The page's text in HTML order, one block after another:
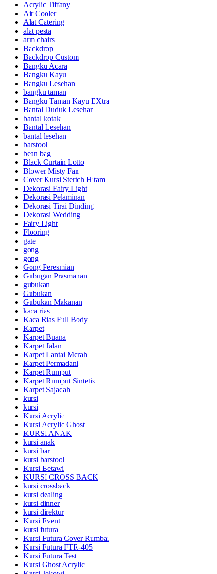
Acrylic Tiffany
Air Cooler
Alat Catering
alat pesta
arm chairs
Backdrop
Backdrop Custom
Bangku Acara
Bangku Kayu
Bangku Lesehan
bangku taman
Bangku Taman Kayu EXtra
Bantal Duduk Lesehan
bantal kotak
Bantal Lesehan
bantal lesehan
barstool
bean bag
Black Curtain Lotto
Blower Misty Fan
Cover Kursi Stertch Hitam
Dekorasi Fairy Light
Dekorasi Pelaminan
Dekorasi Tirai Dinding
Dekorasi Wedding
Fairy Light
Flooring
gate
gong
gong
Gong Peresmian
Gubugan Prasmanan
gubukan
Gubukan
Gubukan Makanan
kaca rias
Kaca Rias Full Body
Karpet
Karpet Buana
Karpet Jalan
Karpet Lantai Merah
Karpet Permadani
Karpet Rumput
Karpet Rumput Sintetis
Karpet Sajadah
kursi
kursi
Kursi Acrylic
Kursi Acrylic Ghost
KURSI ANAK
kursi anak
kursi bar
kursi barstool
Kursi Betawi
KURSI CROSS BACK
kursi crossback
kursi dealing
kursi dinner
kursi direktur
Kursi Event
kursi futura
Kursi Futura Cover Rumbai
Kursi Futura FTR-405
Kursi Futura Test
Kursi Ghost Acrylic